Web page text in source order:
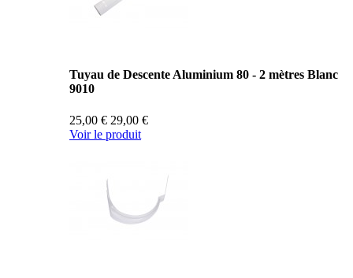
Tuyau de Descente Aluminium 80 - 2 mètres Blanc
9010
25,00 € 29,00 €
Voir le produit